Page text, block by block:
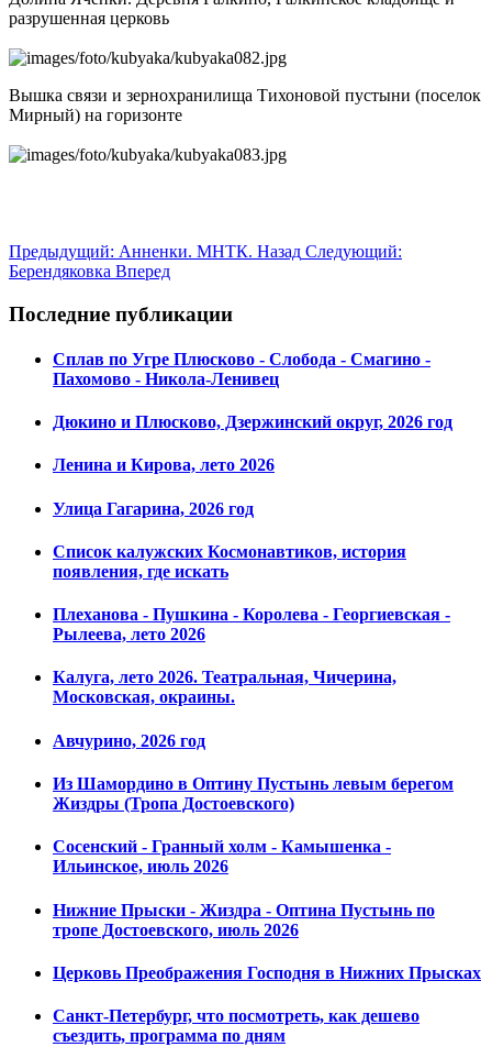
разрушенная церковь
Вышка связи и зернохранилища Тихоновой пустыни (поселок
Мирный) на горизонте
Предыдущий: Анненки. МНТК. Назад Следующий:
Берендяковка Вперед
Последние публикации
Сплав по Угре Плюсково - Слобода - Смагино -
Пахомово - Никола-Ленивец
Дюкино и Плюсково, Дзержинский округ, 2026 год
Ленина и Кирова, лето 2026
Улица Гагарина, 2026 год
Список калужских Космонавтиков, история
появления, где искать
Плеханова - Пушкина - Королева - Георгиевская -
Рылеева, лето 2026
Калуга, лето 2026. Театральная, Чичерина,
Московская, окраины.
Авчурино, 2026 год
Из Шамордино в Оптину Пустынь левым берегом
Жиздры (Тропа Достоевского)
Сосенский - Гранный холм - Камышенка -
Ильинское, июль 2026
Нижние Прыски - Жиздра - Оптина Пустынь по
тропе Достоевского, июль 2026
Церковь Преображения Господня в Нижних Прысках
Санкт-Петербург, что посмотреть, как дешево
съездить, программа по дням